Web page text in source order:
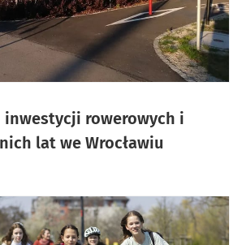
inwestycji rowerowych i
lat we Wrocławiu